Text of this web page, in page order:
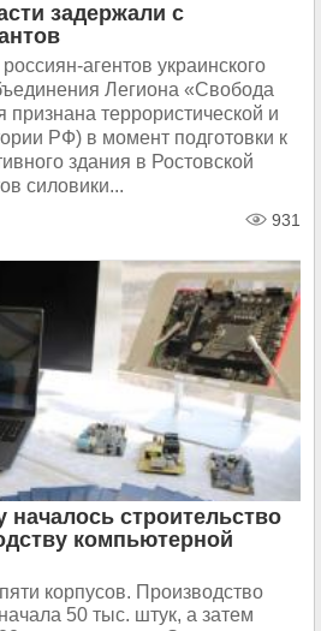
задержали с
агентов украинского
Легиона «Свобода
признана террористической и
РФ) в момент подготовки к
здания в Ростовской
силовики...
931
началось строительство
компьютерной
корпусов. Производство
50 тыс. штук, а затем